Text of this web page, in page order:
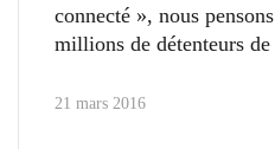
connecté », nous
millions de détenteurs de
21 mars 2016